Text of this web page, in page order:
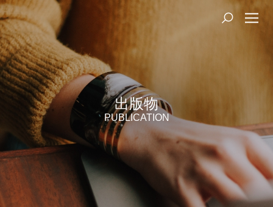
出版物
PUBLICATION